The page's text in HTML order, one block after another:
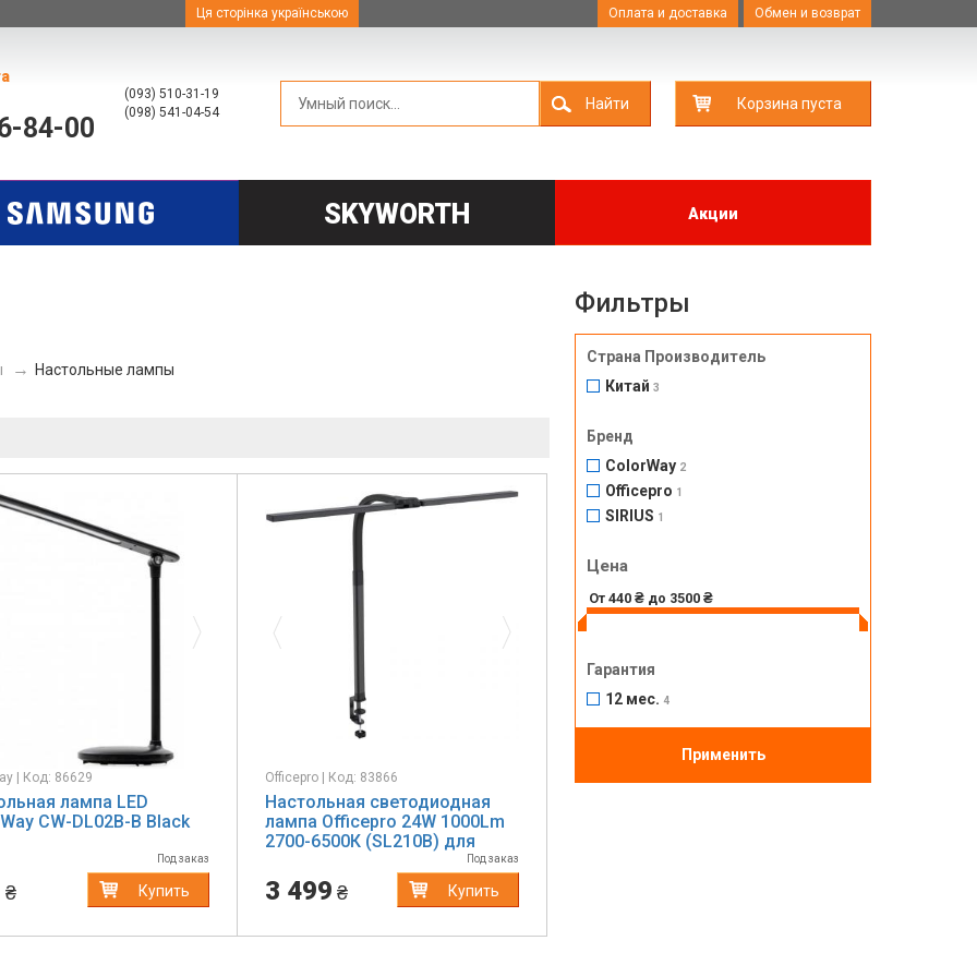
Ця сторінка українською Оплата и доставка Обмен и возврат
84-00
(093) 510-31-19
(098) 541-04-54
Найти Корзина пуста
SKYWORTH Акции
Настольные лампы
| Код: 86629
лампа LED
CW-DL02B-B Black
Под заказ
₴ Купить
Previous
Officepro | Код: 83866
Настольная светодиодная
лампа Officepro 24W 1000Lm
2700-6500К (SL210B) для
Под заказ
3 499 ₴ Купить
Фильтры
Страна Производитель
Китай3
Бренд
ColorWay 2
Officepro 1
SIRIUS 1
Цена
Гарантия
12 мес.4
Применить